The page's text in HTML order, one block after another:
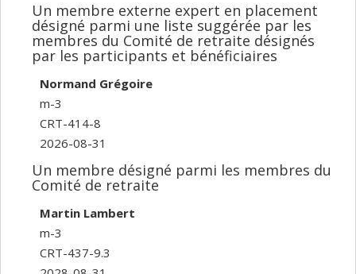
Un membre externe expert en placement
désigné parmi une liste suggérée par les
membres du Comité de retraite désignés
par les participants et bénéficiaires
Normand Grégoire
m-3
CRT-414-8
2026-08-31
Un membre désigné parmi les membres du
Comité de retraite
Martin Lambert
m-3
CRT-437-9.3